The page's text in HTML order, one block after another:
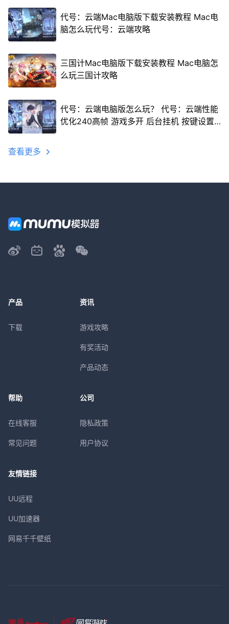
代号：云端Mac电脑版下载安装教程 Mac电
脑怎么玩代号：云端攻略
三国计Mac电脑版下载安装教程 Mac电脑怎
么玩三国计攻略
代号：云端电脑版怎么玩？ 代号：云端性能
优化240高帧 游戏多开 后台挂机 按键设置
查看更多
产品
下载
资讯
游戏攻略
有奖活动
产品动态
帮助
在线客服
常见问题
公司
隐私政策
用户协议
友情链接
UU远程
UU加速器
网易千千壁纸